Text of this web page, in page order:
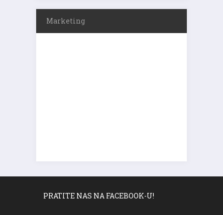
Marketing
PRATITE NAS NA FACEBOOK-U!